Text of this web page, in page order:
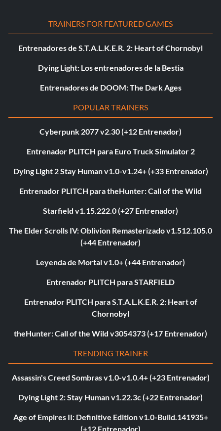
TRAINERS FOR FEATURED GAMES
Entrenadores de S.T.A.L.K.E.R. 2: Heart of Chornobyl
Dying Light: Los entrenadores de la Bestia
Entrenadores de DOOM: The Dark Ages
POPULAR TRAINERS
Cyberpunk 2077 v2.30 (+12 Entrenador)
Entrenador PLITCH para Euro Truck Simulator 2
Dying Light 2 Stay Human v1.0-v1.24+ (+33 Entrenador)
Entrenador PLITCH para theHunter: Call of the Wild
Starfield v1.15.222.0 (+27 Entrenador)
The Elder Scrolls IV: Oblivion Remasterizado v1.512.105.0
(+44 Entrenador)
Leyenda de Mortal v1.0+ (+44 Entrenador)
Entrenador PLITCH para STARFIELD
Entrenador PLITCH para S.T.A.L.K.E.R. 2: Heart of
Chornobyl
theHunter: Call of the Wild v3054373 (+17 Entrenador)
TRENDING TRAINER
Assassin's Creed Sombras v1.0-v1.0.4+ (+23 Entrenador)
Dying Light 2: Stay Human v1.22.3c (+22 Entrenador)
Age of Empires II: Definitive Edition v1.0-Build.141935+
(+12 Entrenador)